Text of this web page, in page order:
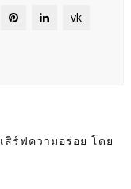
vk
ร์ฟความอร่อย โดย